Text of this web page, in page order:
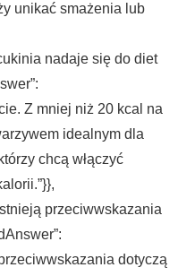
unikać smażenia lub
cukinia nadaje się do diet
Z mniej niż 20 kcal na
idealnym dla
chcą włączyć
istnieją przeciwwskazania
przeciwwskazania dotyczą